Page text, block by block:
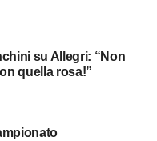
su Allegri: “Non
quella rosa!”